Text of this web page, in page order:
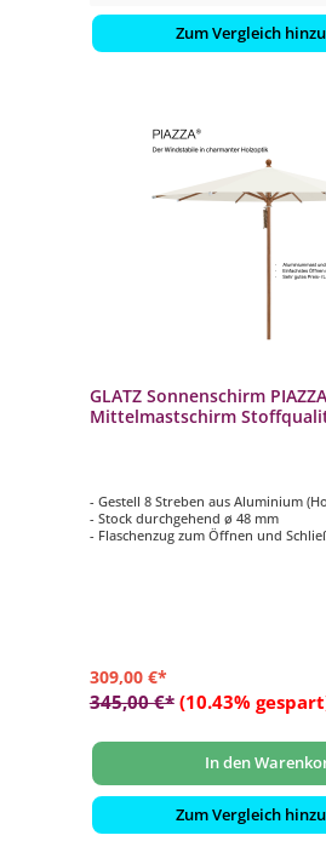
Zum Vergleich
GLATZ Sonnenschirm
Mittelmastschirm
- Gestell 8 Streben aus Aluminium
- Stock durchgehend ø 48 mm
- Flaschenzug zum Öffnen und
309,00 €*
345,00 €* (10.43%
In den
Zum Vergleich